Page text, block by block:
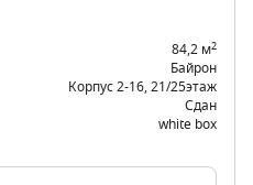
84,2 м2
Байрон
Корпус 2-16 21/25этаж
Сдан
white box